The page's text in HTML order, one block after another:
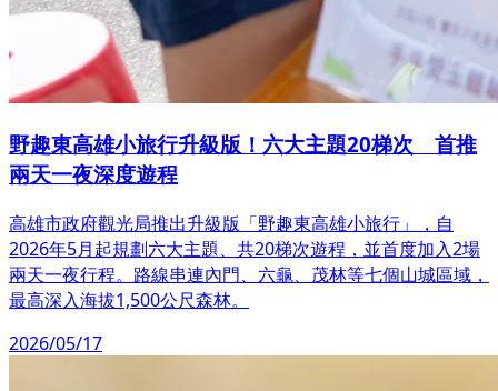
野趣東高雄小旅行升級版！六大主題20梯次 首推
兩天一夜深度遊程
高雄市政府觀光局推出升級版「野趣東高雄小旅行」，自
2026年5月起規劃六大主題、共20梯次遊程，並首度加入2場
兩天一夜行程。路線串連內門、六龜、茂林等七個山城區域，
最高深入海拔1,500公尺森林。
2026/05/17